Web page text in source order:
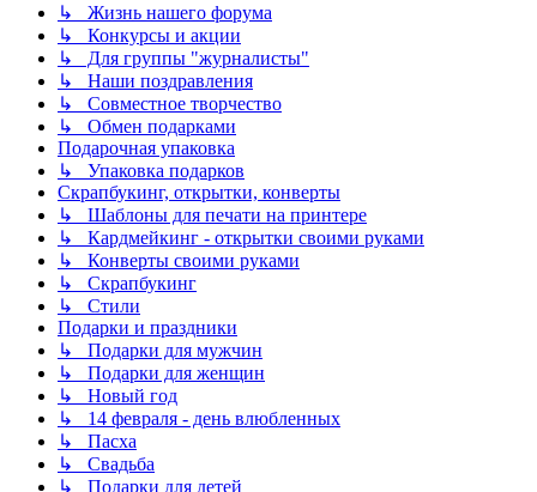
↳ Жизнь нашего форума
↳ Конкурсы и акции
↳ Для группы "журналисты"
↳ Наши поздравления
↳ Совместное творчество
↳ Обмен подарками
Подарочная упаковка
↳ Упаковка подарков
Скрапбукинг, открытки, конверты
↳ Шаблоны для печати на принтере
↳ Кардмейкинг - открытки своими руками
↳ Конверты своими руками
↳ Скрапбукинг
↳ Стили
Подарки и праздники
↳ Подарки для мужчин
↳ Подарки для женщин
↳ Новый год
↳ 14 февраля - день влюбленных
↳ Пасха
↳ Свадьба
↳ Подарки для детей